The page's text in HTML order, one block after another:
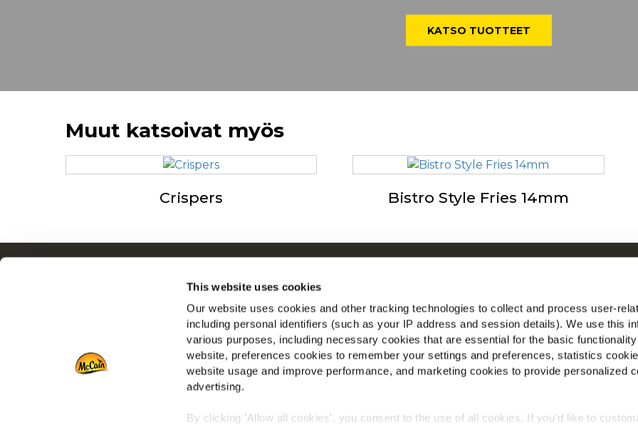
This website uses cookies
Our website uses cookies and other tracking technologies to collect and process user-
including personal identifiers (such as your IP address and session details). We use this
various purposes, including necessary cookies that are essential for the basic
website, preferences cookies to remember your settings and preferences, statistics
website usage and improve performance, and marketing cookies to provide personalized
advertising.
By clicking 'Allow all cookies', you consent to the use of all cookies. If you'd like to
KATSO TUOTTEET
Muut katsoivat myös
Crispers Bistro Style Fries 14mm
Inspiraatiot
Lataukset
Työpaikat